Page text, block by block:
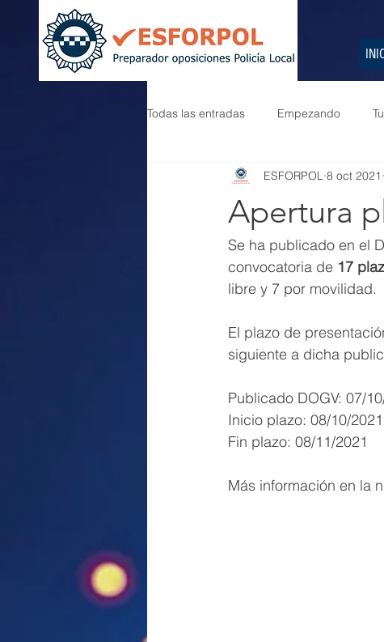
Todas las entradas Empezando
Apertura
ESFORPOL 8 oct 2021
Se ha publicado en el
convocatoria de 17
libre y 7 por movilidad.
El plazo de
siguiente a dicha
Publicado DOGV: 07/
Inicio plazo: 08/10/2021
Fin plazo: 08/11/2021
Más información en la